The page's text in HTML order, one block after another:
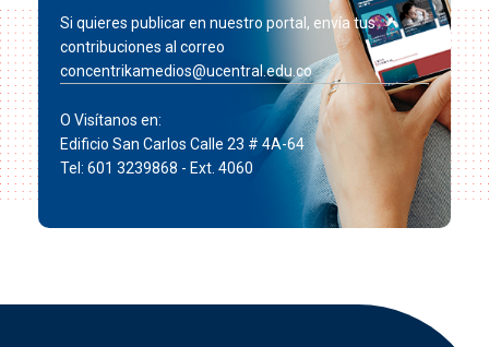
Si quieres publicar en nuestro portal, envía tus
contribuciones al correo
concentrikamedios@ucentral.edu.co
O Visítanos en:
Edificio San Carlos Calle 23 # 4A-64
Tel: 601 3239868 - Ext. 4060